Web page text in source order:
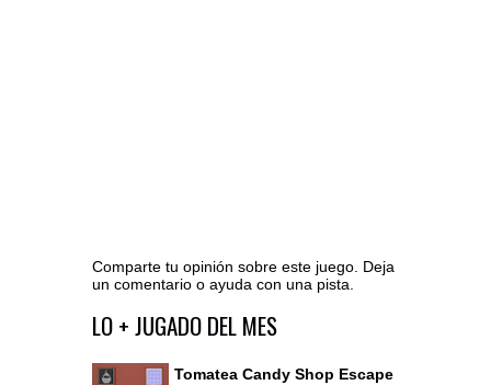
Comparte tu opinión sobre este juego. Deja
un comentario o ayuda con una pista.
Ir al editor de comentarios
LO + JUGADO DEL MES
Tomatea Candy Shop Escape